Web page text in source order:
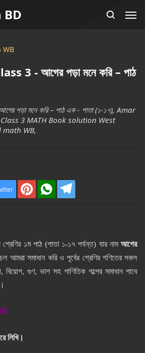
WB
3 - আগের পড়া মনে করি – পাঠ
পড়া মনে করি – পাঠ এক - পাতা (১-১৭), Amar
3 MATH Book solution West
WB,
১ম পাঠ (পাতা ১-১৭ পর্যন্ত) যার নামআগের
আমরা সমাধান করি ও পূর্বের শ্রেণির গণিতের সকল
গুণ, ভাগ সহ গাণিতিক গল্পের সমাধান পাবে
লিখি।